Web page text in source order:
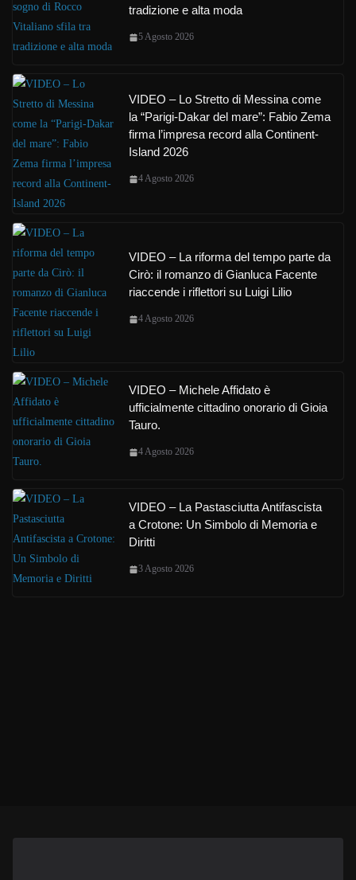
tradizione e alta moda
5 Agosto 2026
VIDEO – Lo Stretto di Messina come
la “Parigi-Dakar del mare”: Fabio Zema
firma l’impresa record alla Continent-
Island 2026
4 Agosto 2026
VIDEO – La riforma del tempo parte da
Cirò: il romanzo di Gianluca Facente
riaccende i riflettori su Luigi Lilio
4 Agosto 2026
VIDEO – Michele Affidato è
ufficialmente cittadino onorario di Gioia
Tauro.
4 Agosto 2026
VIDEO – La Pastasciutta Antifascista
a Crotone: Un Simbolo di Memoria e
Diritti
3 Agosto 2026